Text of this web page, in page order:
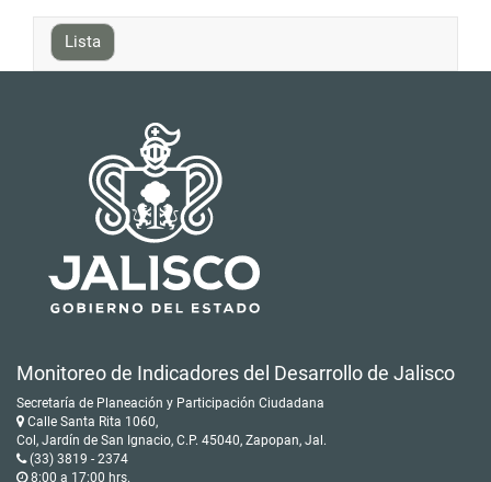
Lista
Monitoreo de Indicadores del Desarrollo de Jalisco
Secretaría de Planeación y Participación Ciudadana
Calle Santa Rita 1060,
Col, Jardín de San Ignacio, C.P. 45040, Zapopan, Jal.
(33) 3819 - 2374
8:00 a 17:00 hrs.